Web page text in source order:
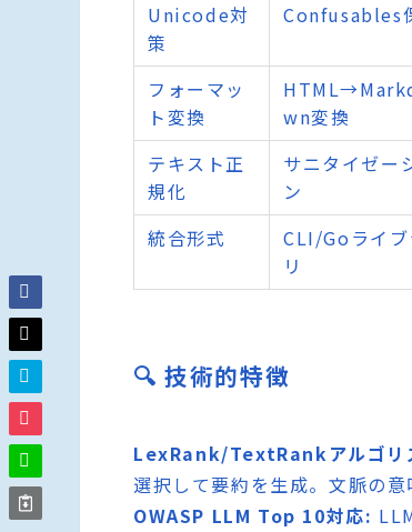
Unicode対
策
Confusables
フォーマッ
ト変換
wn変換
テキスト正
規化
サニタイゼー
ン
統合形式
CLI/Goライブ
リ
🔍 技術的特徴
LexRank/TextRankアルゴリ
選択して要約を生成。文脈の
OWASP LLM Top 10対応: